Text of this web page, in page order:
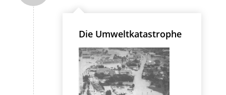
Die Umweltkatastrophe